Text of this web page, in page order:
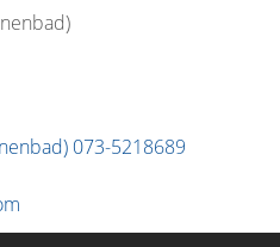
073-5218689